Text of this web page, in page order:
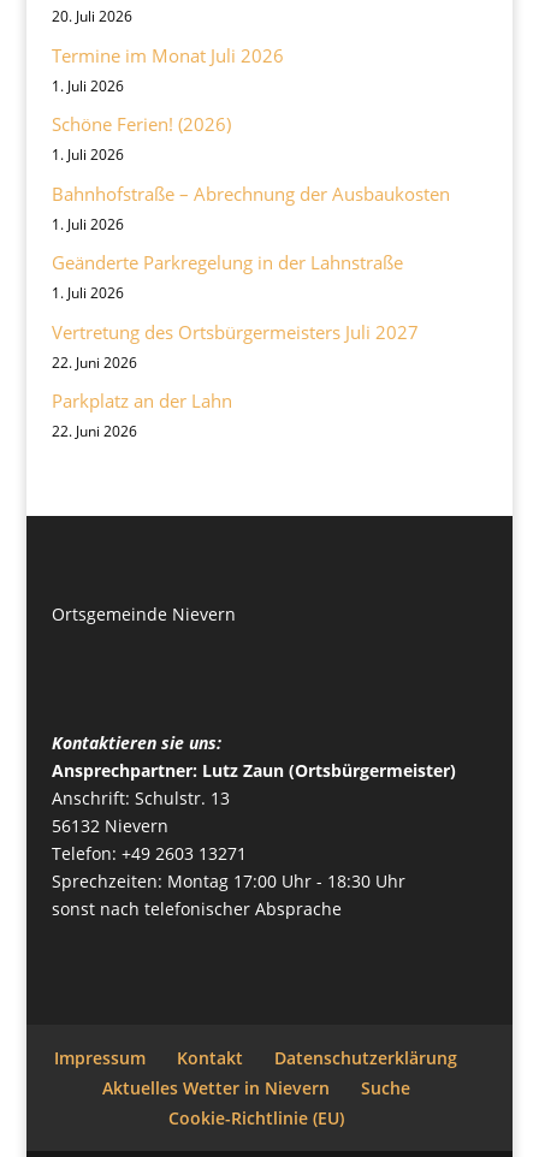
20. Juli 2026
Termine im Monat Juli 2026
1. Juli 2026
Schöne Ferien! (2026)
1. Juli 2026
Bahnhofstraße – Abrechnung der Ausbaukosten
1. Juli 2026
Geänderte Parkregelung in der Lahnstraße
1. Juli 2026
Vertretung des Ortsbürgermeisters Juli 2027
22. Juni 2026
Parkplatz an der Lahn
22. Juni 2026
Ortsgemeinde Nievern
Kontaktieren sie uns:
Ansprechpartner: Lutz Zaun (Ortsbürgermeister)
Anschrift: Schulstr. 13
56132 Nievern
Telefon: +49 2603 13271
Sprechzeiten: Montag 17:00 Uhr - 18:30 Uhr
sonst nach telefonischer Absprache
Impressum Kontakt
Datenschutzerklärung
Aktuelles Wetter in Nievern
Suche
Cookie-Richtlinie (EU)